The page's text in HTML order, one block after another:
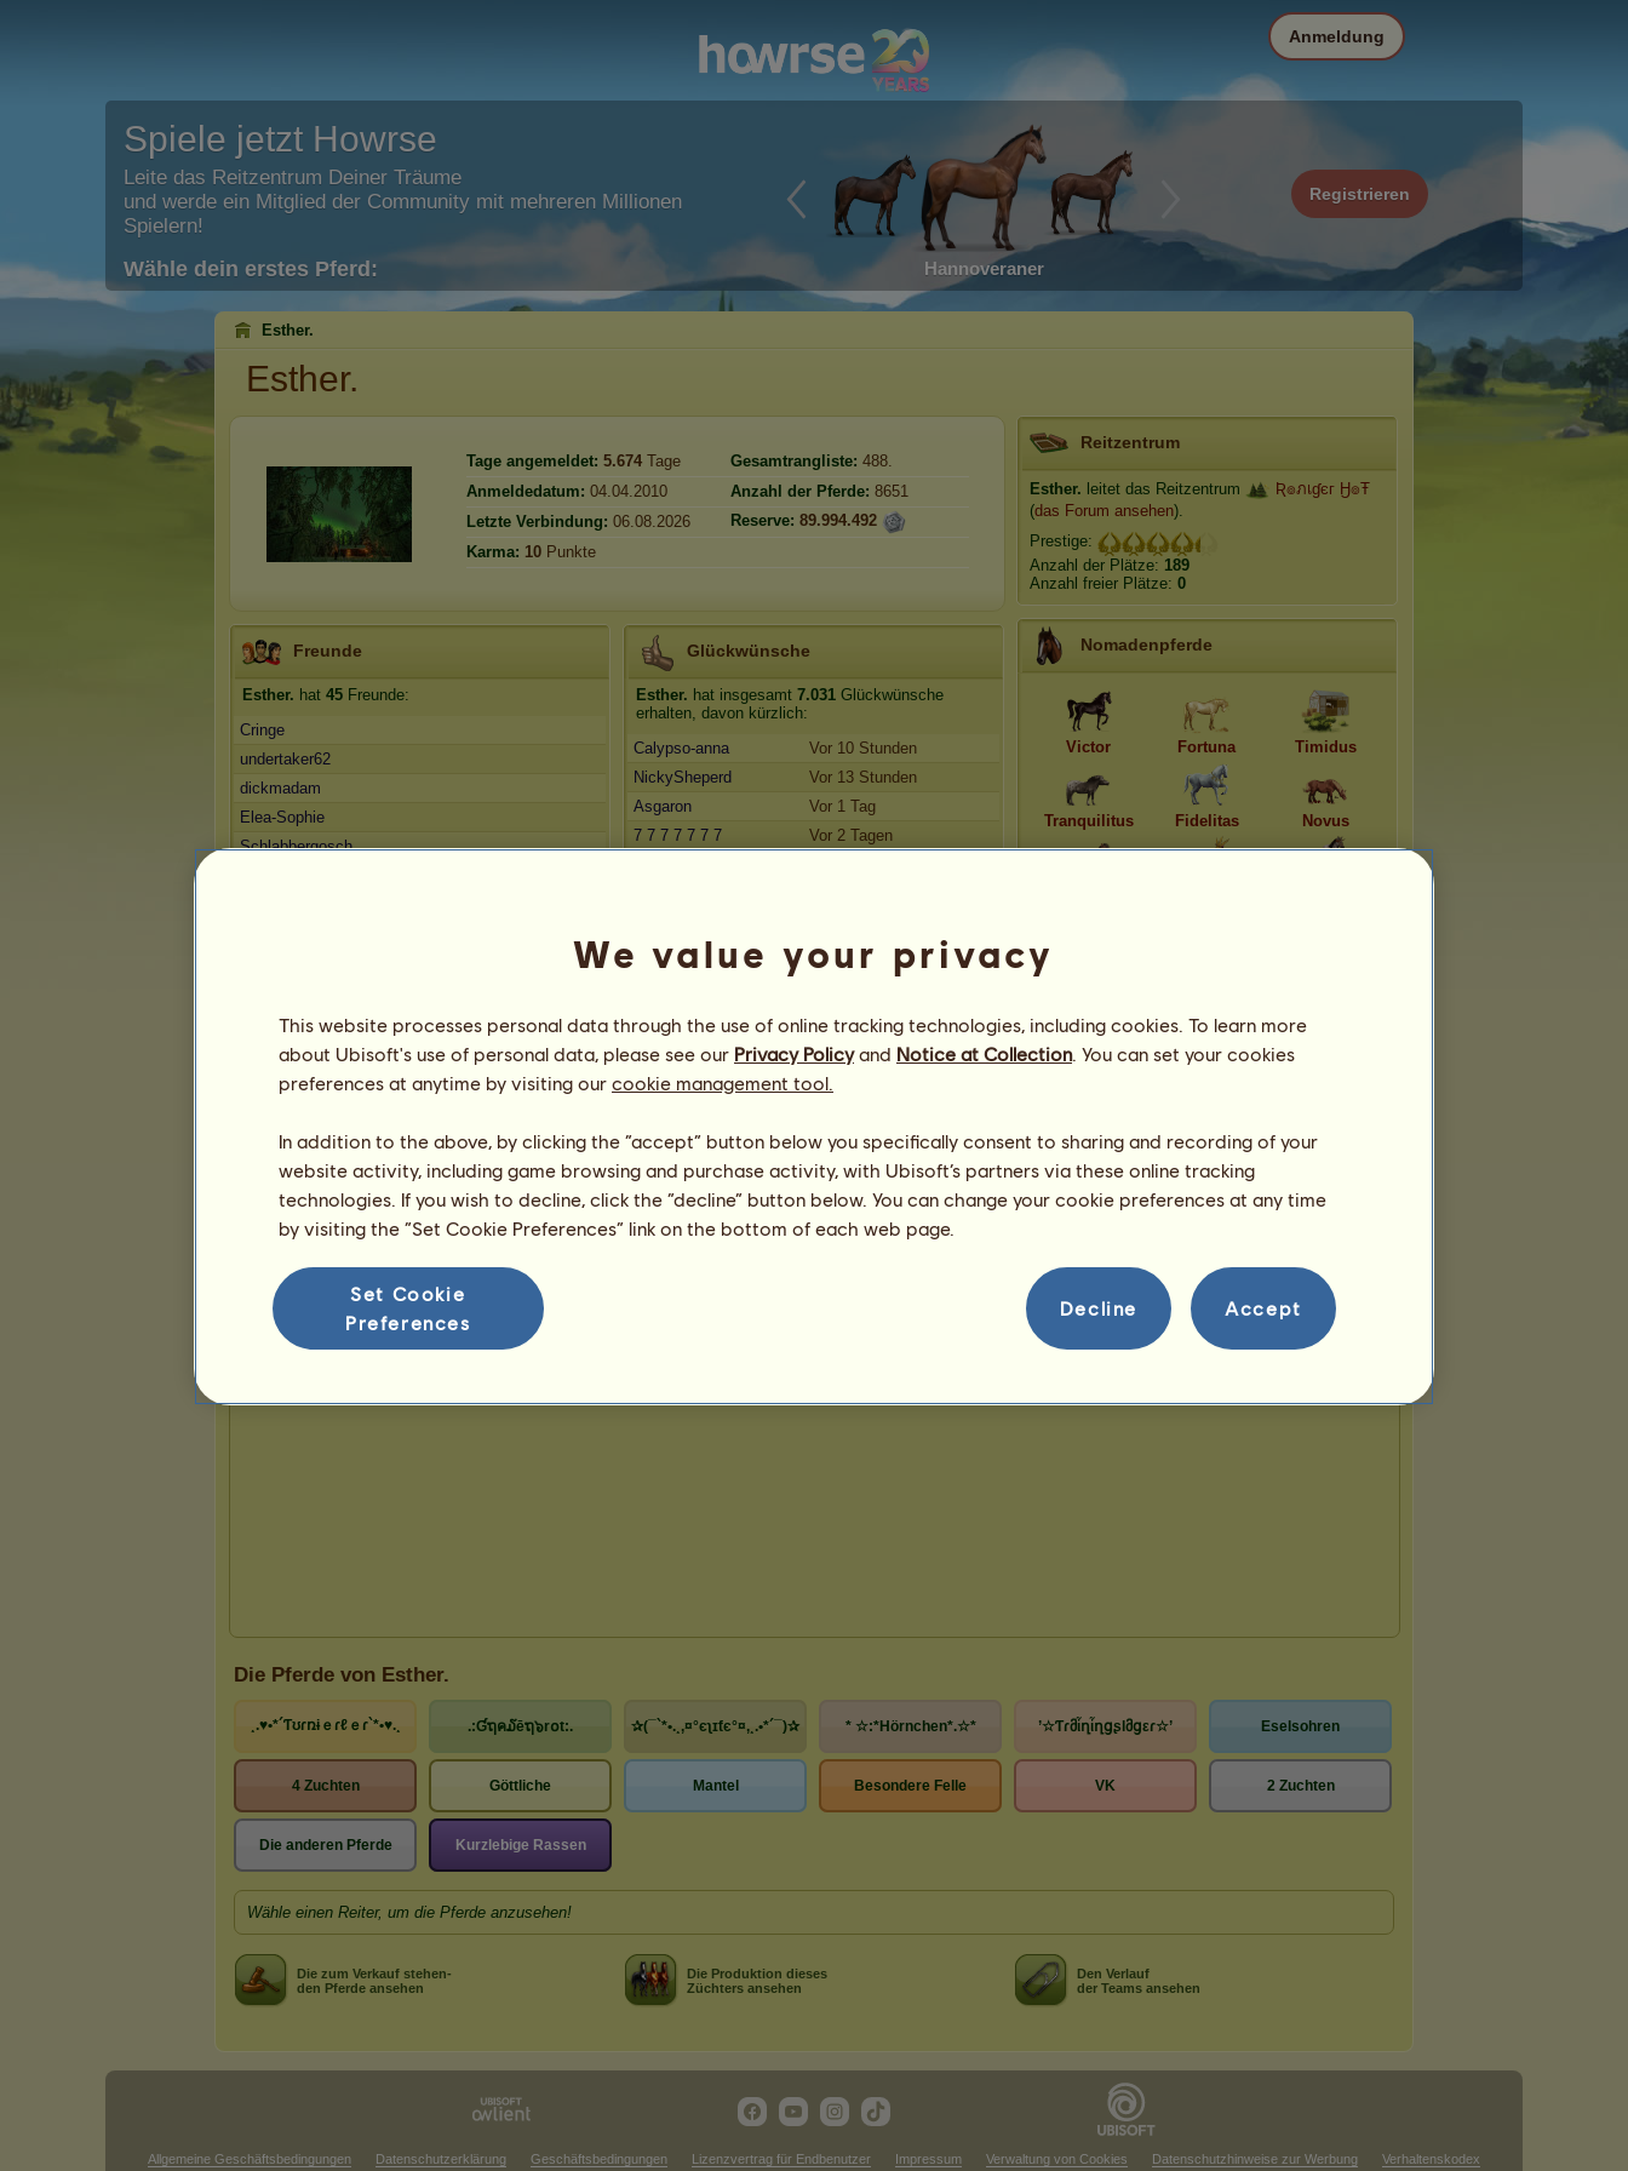
Spiele jetzt Howrse
Leite das Reitzentrum Deiner Träume
und werde ein Mitglied der Community mit mehreren Millionen
Spielern!
Wähle dein erstes Pferd: Hannoveraner
Registrieren
Anmeldung
Esther.
Esther.
Tage angemeldet: 5.674 Tage Gesamtrangliste: 488.
Anmeldedatum: 04.04.2010 Anzahl der Pferde: 8651
Letzte Verbindung: 06.08.2026 Reserve: 89.994.492
Karma: 10 Punkte
Freunde
Esther. hat 45 Freunde:
Cringe
undertaker62
dickmadam
Elea-Sophie
Schlabbergosch
Glückwünsche
Esther. hat insgesamt 7.031 Glückwünsche
erhalten, davon kürzlich:
Calypso-anna
Vor 10 Stunden
NickySheperd
Vor 13 Stunden
Asgaron
Vor 1 Tag
7 7 7 7 7 7 7
Vor 2 Tagen
Reitzentrum
Esther. leitet das Reitzentrum
Ʀ๏ภเɠєг Ӈ๏Ŧ
(das Forum ansehen).
Prestige:
Anzahl der Plätze: 189
Anzahl freier Plätze: 0
Nomadenpferde
Victor Fortuna Timidus
Tranquilitus Fidelitas Novus
Die Pferde von Esther.
¸.♥•*´Ƭʊɾռɨｅɾℓｅɾ`*•♥.¸ .:Ɠຖค໓ēຖ๖r໐t:. ✰(¯`*•.¸,¤°єʅɪƭє°¤,¸.•*´¯)✰ * ☆:*Hörnchen*.☆* ’☆Ƭɾმἶղἶղցʂlმցεɾ☆’ Eselsohren
4 Zuchten Göttliche Mantel Besondere Felle VK 2 Zuchten
Die anderen Pferde Kurzlebige Rassen
Wähle einen Reiter, um die Pferde anzusehen!
Die zum Verkauf stehen-
den Pferde ansehen
Die Produktion dieses
Züchters ansehen
Den Verlauf
der Teams ansehen
Allgemeine Geschäftsbedingungen Datenschutzerklärung Geschäftsbedingungen Lizenzvertrag für Endbenutzer Impressum Verwaltung von Cookies Datenschutzhinweise zur Werbung Verhaltenskodex
We value your privacy
This website processes personal data through the use of online tracking technologies, including cookies. To learn more
about Ubisoft's use of personal data, please see our Privacy Policyand Notice at Collection. You can set your cookies
preferences at anytime by visiting our cookie management tool.
In addition to the above, by clicking the “accept” button below you specifically consent to sharing and recording of your
website activity, including game browsing and purchase activity, with Ubisoft’s partners via these online tracking
technologies. If you wish to decline, click the “decline” button below. You can change your cookie preferences at any time
by visiting the “Set Cookie Preferences” link on the bottom of each web page.
Set Cookie
Preferences
Decline Accept